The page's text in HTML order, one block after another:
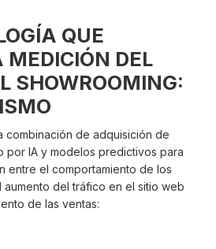
QUE
MEDICIÓN DEL
SHOWROOMING:
combinación de adquisición de
por IA y modelos predictivos para
entre el comportamiento de los
del tráfico en el sitio web
de las ventas: